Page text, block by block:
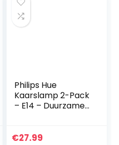
Philips Hue
Kaarslamp 2-Pack
– E14 – Duurzame
Dimbaar – Verbind
€27.99